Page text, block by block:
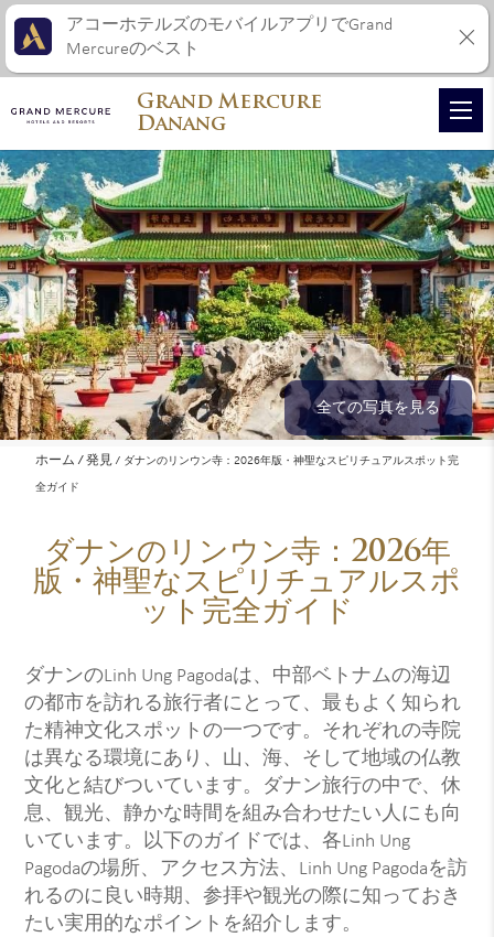
全ての写真を見る
ホーム 発見
ダナンのリンウン寺：2026年版・神聖なスピリチュアルスポット完
全ガイド
ダナンのリンウン寺：2026年
版・神聖なスピリチュアルスポ
ット完全ガイド
ダナンのLinh Ung Pagodaは、中部ベトナムの海辺
の都市を訪れる旅行者にとって、最もよく知られ
た精神文化スポットの一つです。それぞれの寺院
は異なる環境にあり、山、海、そして地域の仏教
文化と結びついています。ダナン旅行の中で、休
息、観光、静かな時間を組み合わせたい人にも向
いています。以下のガイドでは、各Linh Ung
Pagodaの場所、アクセス方法、Linh Ung Pagodaを訪
れるのに良い時期、参拝や観光の際に知っておき
たい実用的なポイントを紹介します。
Grand Mercure
Danang
アコーホテルズのモバイルアプリでGrand
Mercureのベスト